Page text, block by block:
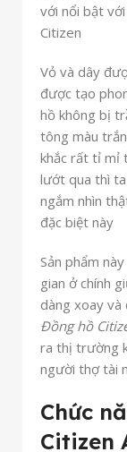
với nổi bật
Citizen
Vỏ và dây
được tạo
hồ không bị
tông màu
khắc rất tỉ mỉ
lướt qua thì
ngắm nhìn
đặc biệt này
Sản phẩm
gian ở chính
dàng xoay và
Đồng hồ
ra thị trường
người thợ tài
Chức
Citizen